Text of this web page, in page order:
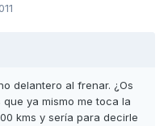
delantero al frenar. ¿Os
que ya mismo me toca la
kms y sería para decirle